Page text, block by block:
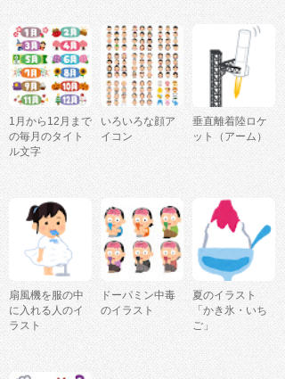
1月から12月まで
の毎月のタイト
ル文字
いろいろな顔ア
イコン
垂直離着陸ロケ
ット（アーム）
扇風機を服の中
に入れる人のイ
ラスト
ドーパミン中毒
のイラスト
夏のイラスト
「かき氷・いち
ご」